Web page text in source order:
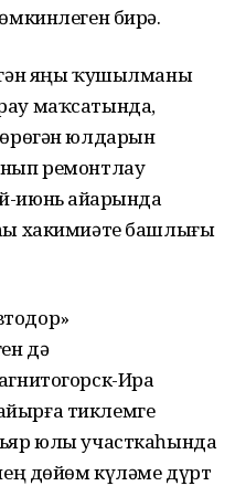
бирә.
яңы ҡушылманы
маҡсатында,
юлдарын
ремонтлау
айҙарында
хакимиәте башлығы
дә
Ира
тиклемге
юлы участкаһында
дөйөм күләме дүрт